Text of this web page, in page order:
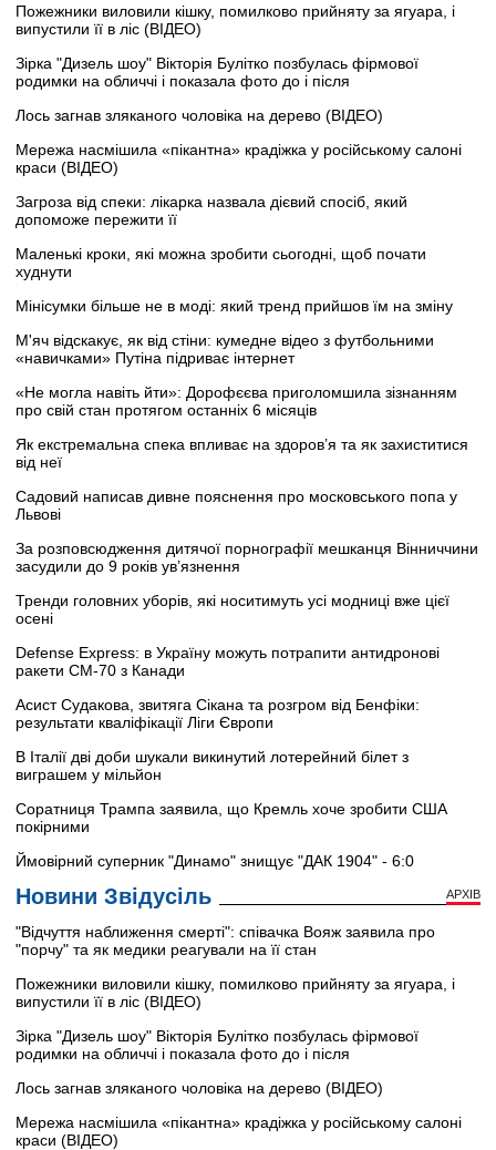
Пожежники виловили кішку, помилково прийняту за ягуара, і
випустили її в ліс (ВІДЕО)
Зірка "Дизель шоу" Вікторія Булітко позбулась фірмової
родимки на обличчі і показала фото до і після
Лось загнав зляканого чоловіка на дерево (ВІДЕО)
Мережа насмішила «пікантна» крадіжка у російському салоні
краси (ВІДЕО)
Загроза від спеки: лікарка назвала дієвий спосіб, який
допоможе пережити її
Маленькі кроки, які можна зробити сьогодні, щоб почати
худнути
Мінісумки більше не в моді: який тренд прийшов їм на зміну
М'яч відскакує, як від стіни: кумедне відео з футбольними
«навичками» Путіна підриває інтернет
«Не могла навіть йти»: Дорофєєва приголомшила зізнанням
про свій стан протягом останніх 6 місяців
Як екстремальна спека впливає на здоров’я та як захиститися
від неї
Садовий написав дивне пояснення про московського попа у
Львові
За розповсюдження дитячої порнографії мешканця Вінниччини
засудили до 9 років ув’язнення
Тренди головних уборів, які носитимуть усі модниці вже цієї
осені
Defense Express: в Україну можуть потрапити антидронові
ракети CM-70 з Канади
Асист Судакова, звитяга Сікана та розгром від Бенфіки:
результати кваліфікації Ліги Європи
В Італії дві доби шукали викинутий лотерейний білет з
виграшем у мільйон
Соратниця Трампа заявила, що Кремль хоче зробити США
покірними
Ймовірний суперник "Динамо" знищує "ДАК 1904" - 6:0
Новини Звідусіль АРХІВ
"Відчуття наближення смерті": співачка Вояж заявила про
"порчу" та як медики реагували на її стан
Пожежники виловили кішку, помилково прийняту за ягуара, і
випустили її в ліс (ВІДЕО)
Зірка "Дизель шоу" Вікторія Булітко позбулась фірмової
родимки на обличчі і показала фото до і після
Лось загнав зляканого чоловіка на дерево (ВІДЕО)
Мережа насмішила «пікантна» крадіжка у російському салоні
краси (ВІДЕО)